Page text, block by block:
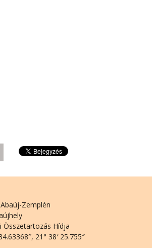
Zemplén
Összetartozás Hídja
21° 38′ 25.755″